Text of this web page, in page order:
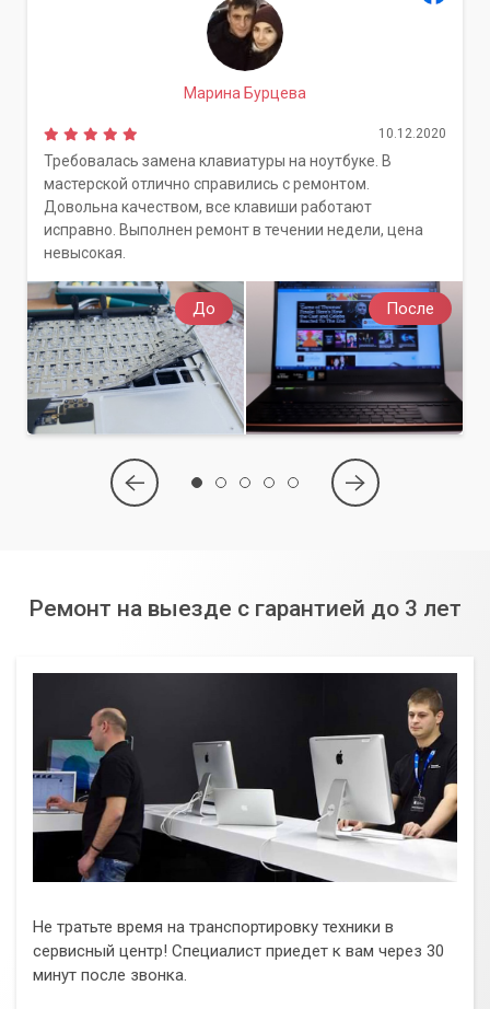
До После
Марина Бурцева
10.12.2020
Требовалась замена клавиатуры на ноутбуке. В
мастерской отлично справились с ремонтом.
Довольна качеством, все клавиши работают
исправно. Выполнен ремонт в течении недели, цена
невысокая.
Ремонт на выезде с гарантией до 3 лет
Не тратьте время на транспортировку техники в
сервисный центр! Специалист приедет к вам через 30
минут после звонка.